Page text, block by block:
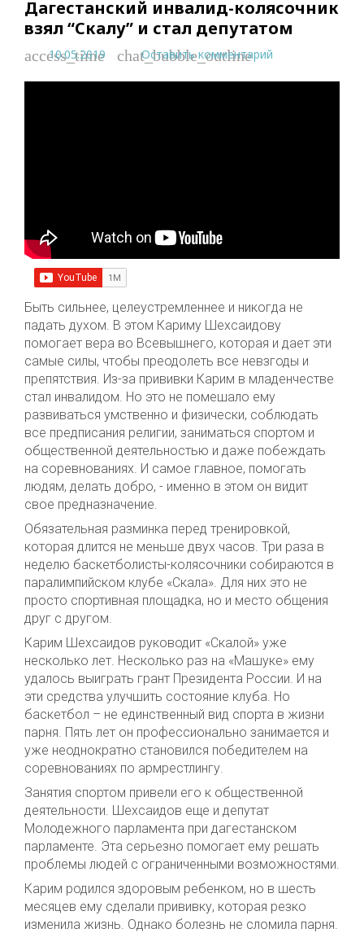
Дагестанский инвалид-колясочник
взял “Скалу” и стал депутатом
access_time
10.05.2019 chat_bubble_outline
Оставить комментарий
Быть сильнее, целеустремленнее и никогда не
падать духом. В этом Кариму Шехсаидову
помогает вера во Всевышнего, которая и дает эти
самые силы, чтобы преодолеть все невзгоды и
препятствия. Из-за прививки Карим в младенчестве
стал инвалидом. Но это не помешало ему
развиваться умственно и физически, соблюдать
все предписания религии, заниматься спортом и
общественной деятельностью и даже побеждать
на соревнованиях. И самое главное, помогать
людям, делать добро, - именно в этом он видит
свое предназначение.
Обязательная разминка перед тренировкой,
которая длится не меньше двух часов. Три раза в
неделю баскетболисты-колясочники собираются в
паралимпийском клубе «Скала». Для них это не
просто спортивная площадка, но и место общения
друг с другом.
Карим Шехсаидов руководит «Скалой» уже
несколько лет. Несколько раз на «Машуке» ему
удалось выиграть грант Президента России. И на
эти средства улучшить состояние клуба. Но
баскетбол – не единственный вид спорта в жизни
парня. Пять лет он профессионально занимается и
уже неоднократно становился победителем на
соревнованиях по армрестлингу.
Занятия спортом привели его к общественной
деятельности. Шехсаидов еще и депутат
Молодежного парламента при дагестанском
парламенте. Эта серьезно помогает ему решать
проблемы людей с ограниченными возможностями.
Карим родился здоровым ребенком, но в шесть
месяцев ему сделали прививку, которая резко
изменила жизнь. Однако болезнь не сломила парня.